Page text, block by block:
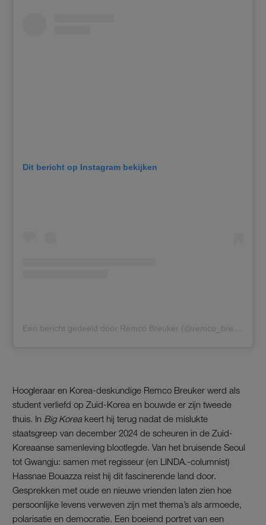
Dit bericht op Instagram bekijken
Een bericht gedeeld door Remco Breuker (@remco_breuker)
Hoogleraar en Korea-deskundige Remco Breuker werd als
student verliefd op Zuid-Korea en bouwde er zijn tweede
thuis. In Big Korea keert hij terug nadat de mislukte
staatsgreep van december 2024 de scheuren in de Zuid-
Koreaanse samenleving blootlegde. Van het bruisende Seoul
tot Gwangju: samen met regisseur (en LINDA.-columnist)
Hassnae Bouazza reist hij dit fascinerende land door.
Gesprekken met oude en nieuwe vrienden laten zien hoe
persoonlijke levens verweven zijn met thema’s als armoede,
polarisatie en democratie. Een boeiend portret van een